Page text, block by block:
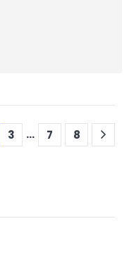
3 … 7 8